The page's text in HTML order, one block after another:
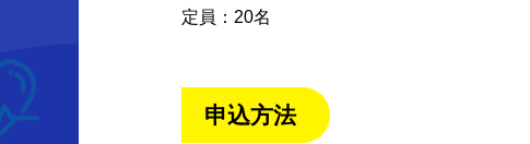
定員：20名
申込方法